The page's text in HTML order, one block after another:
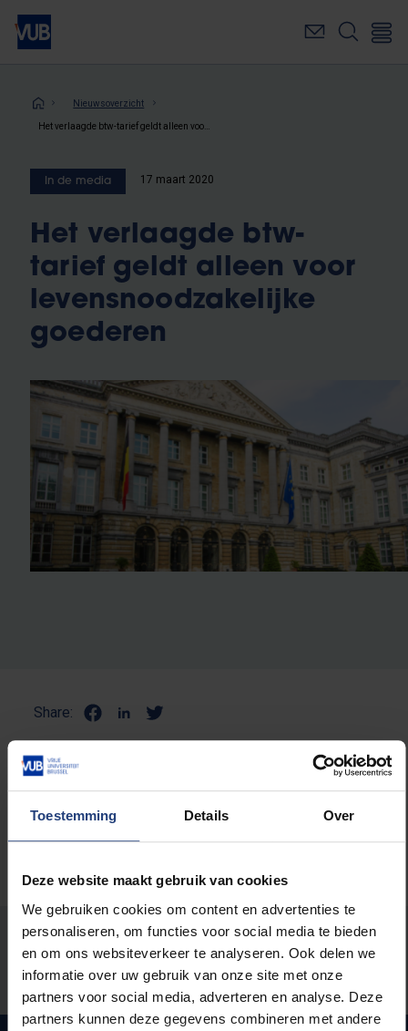
Toestemming Details Over
Deze website maakt gebruik van cookies
We gebruiken cookies om content en advertenties te
personaliseren, om functies voor social media te bieden
en om ons websiteverkeer te analyseren. Ook delen we
informatie over uw gebruik van onze site met onze
partners voor social media, adverteren en analyse. Deze
partners kunnen deze gegevens combineren met andere
Overslaan
naar
inhoudKruimelpad
Nieuwsoverzicht
In de media 17 maart 2020
Het verlaagde btw-
tarief geldt alleen voor
levensnoodzakelijke
goederen
Share:
NULL
Stond er een fout op deze pagina?
Laat het ons weten